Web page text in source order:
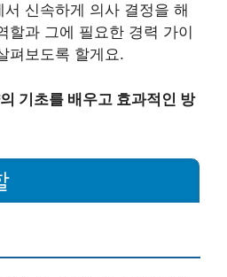
신속하게 의사 결정을 해
할과 그에 필요한 경력 가이
펴보도록 할게요.
기초를 배우고 효과적인 방